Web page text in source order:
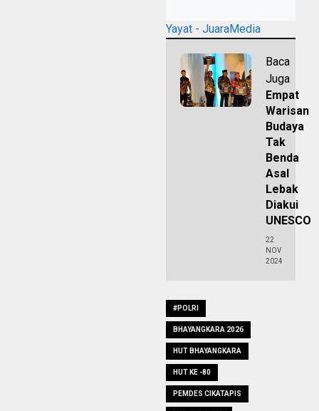
Yayat - JuaraMedia
Baca
Juga
Empat
Warisan
Budaya
Tak
Benda
Asal
Lebak
Diakui
UNESCO
22
NOV
2024
#POLRI
BHAYANGKARA 2026
HUT BHAYANGKARA
HUT KE -80
PEMDES CIKATAPIS